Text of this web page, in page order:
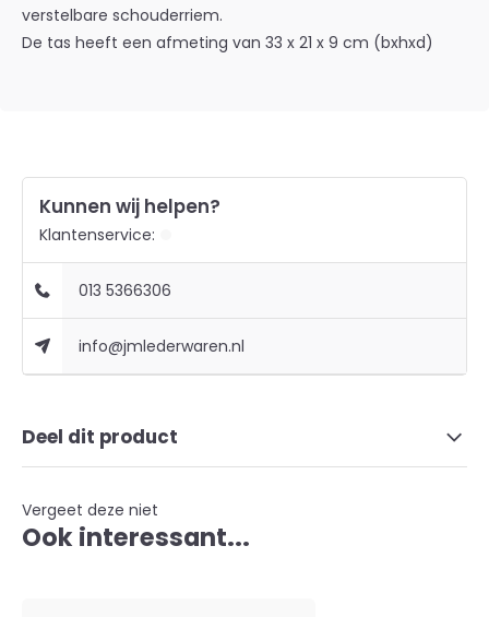
verstelbare schouderriem.
De tas heeft een afmeting van 33 x 21 x 9 cm (bxhxd)
Kunnen wij helpen?
Klantenservice:
013 5366306
info@jmlederwaren.nl
Deel dit product
Vergeet deze niet
Ook interessant...